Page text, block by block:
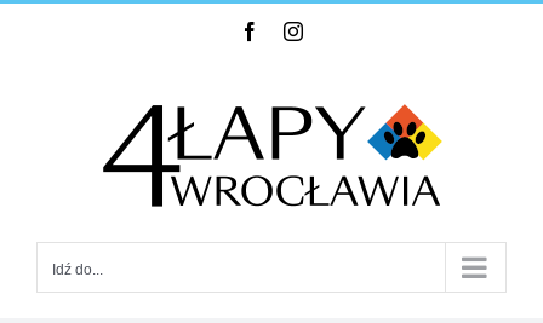
FacebookInstagram
Idź do...